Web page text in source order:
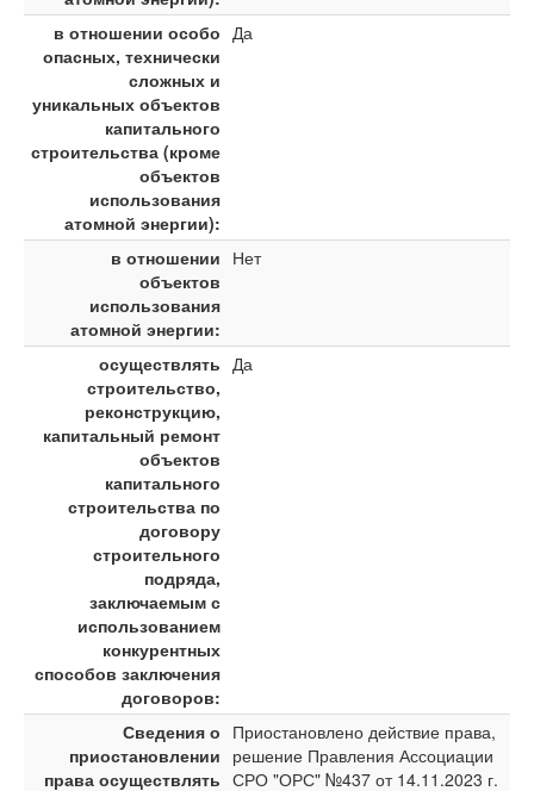
в отношении особо
опасных, технически
сложных и
уникальных объектов
капитального
строительства (кроме
объектов
использования
атомной энергии):
Да
в отношении
объектов
использования
атомной энергии:
Нет
осуществлять
строительство,
реконструкцию,
капитальный ремонт
объектов
капитального
строительства по
договору
строительного
подряда,
заключаемым с
использованием
конкурентных
способов заключения
договоров:
Да
Сведения о
приостановлении
права осуществлять
Приостановлено действие права,
решение Правления Ассоциации
СРО "ОРС" №437 от 14.11.2023 г.